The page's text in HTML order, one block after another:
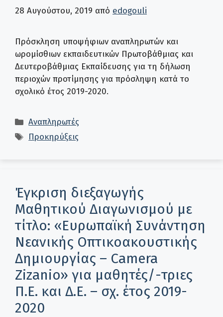
28 Αυγούστου, 2019 από edogouli
Πρόσκληση υποψήφιων αναπληρωτών και
ωρομίσθιων εκπαιδευτικών Πρωτοβάθμιας και
Δευτεροβάθμιας Εκπαίδευσης για τη δήλωση
περιοχών προτίμησης για πρόσληψη κατά το
σχολικό έτος 2019-2020.
Κατηγορίες
Αναπληρωτές
Ετικέτες
Προκηρύξεις
Έγκριση διεξαγωγής
Μαθητικού Διαγωνισμού με
τίτλο: «Ευρωπαϊκή Συνάντηση
Νεανικής Οπτικοακουστικής
Δημιουργίας – Camera
Zizanio» για μαθητές/-τριες
Π.Ε. και Δ.Ε. – σχ. έτος 2019-
2020